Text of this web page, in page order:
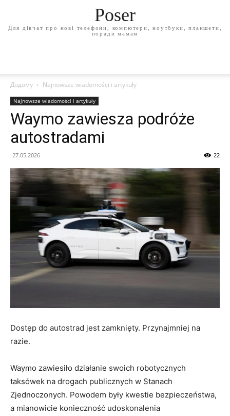
Poser
Для дівчат про нові телефони, компютери, ноутбуки, планшети,
поради мамам
Додому Najnowsze wiadomości i artykuły
Najnowsze wiadomości i artykuły
Waymo zawiesza podróże
autostradami
27.05.2026 22
Dostęp do autostrad jest zamknięty. Przynajmniej na
razie.
Waymo zawiesiło działanie swoich robotycznych
taksówek na drogach publicznych w Stanach
Zjednoczonych. Powodem były kwestie bezpieczeństwa,
a mianowicie konieczność udoskonalenia